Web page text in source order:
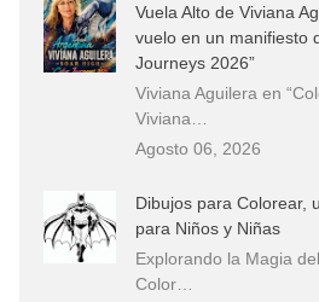
Vuela Alto de Viviana
vuelo en un manifiesto
Journeys 2026”
Viviana Aguilera en
Viviana…
Agosto 06, 2026
Dibujos para Colorear,
para Niños y Niñas
Explorando la Magia
Color…